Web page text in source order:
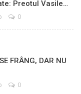
Preotul Vasile…
0
FRÂNG, DAR NU
0